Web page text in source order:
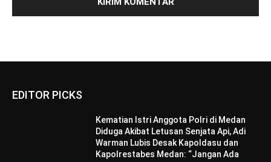
EDITOR PICKS
Kematian Istri Anggota Polri di Medan
Diduga Akibat Letusan Senjata Api, Adi
Warman Lubis Desak Kapoldasu dan
Kapolrestabes Medan: “Jangan Ada